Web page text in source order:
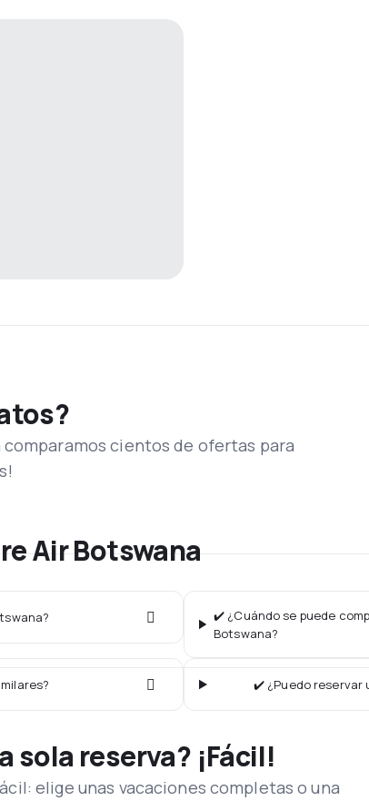
cientos de ofertas para
Air Botswana
✔️ ¿Cuándo se puede
Botswana?
✔️ ¿Puedo reservar
sola reserva? ¡Fácil!
elige unas vacaciones completas o una